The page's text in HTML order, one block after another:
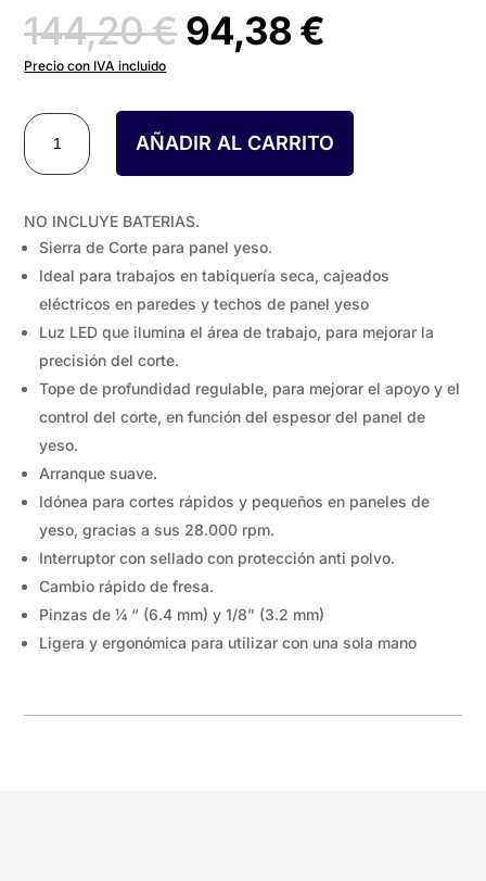
144,20€ El
original
era:
144,20 €.
94,38€
actual
es:
Precio con IVA incluido
CORTADORA
PLADUR
A
DWR
L20
cantidad
AÑADIR AL CARRITO
NO INCLUYE BATERIAS.
Sierra de Corte para panel yeso.
Ideal para trabajos en tabiquería seca, cajeados
eléctricos en paredes y techos de panel yeso
Luz LED que ilumina el área de trabajo, para mejorar la
precisión del corte.
Tope de profundidad regulable, para mejorar el apoyo y el
control del corte, en función del espesor del panel de
yeso.
Arranque suave.
Idónea para cortes rápidos y pequeños en paneles de
yeso, gracias a sus 28.000 rpm.
Interruptor con sellado con protección anti polvo.
Cambio rápido de fresa.
Pinzas de ¼ “ (6.4 mm) y 1/8” (3.2 mm)
Ligera y ergonómica para utilizar con una sola mano